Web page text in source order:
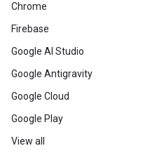
Chrome
Firebase
Google AI Studio
Google Antigravity
Google Cloud
Google Play
View all